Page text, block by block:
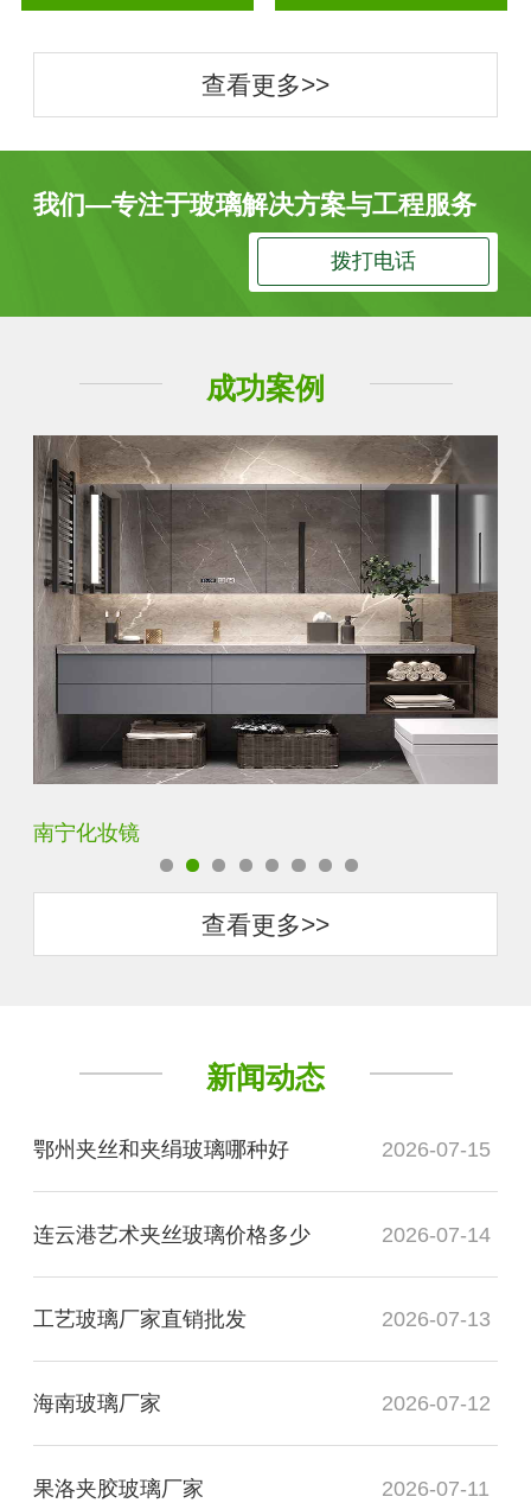
查看更多>>
我们—专注于玻璃解决方案与工程服务
拨打电话
成功案例
商丘智能卫浴镜
查看更多>>
新闻动态
鄂州夹丝和夹绢玻璃哪种好 2026-07-15
连云港艺术夹丝玻璃价格多少 2026-07-14
工艺玻璃厂家直销批发 2026-07-13
海南玻璃厂家 2026-07-12
果洛夹胶玻璃厂家 2026-07-11